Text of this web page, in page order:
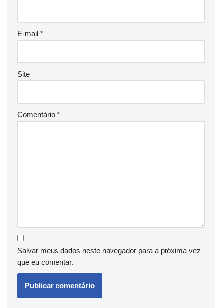
E-mail *
Site
Comentário *
Salvar meus dados neste navegador para a próxima vez
que eu comentar.